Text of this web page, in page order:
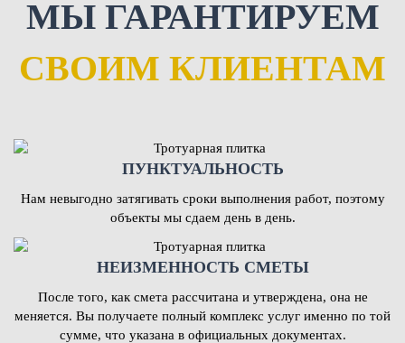
МЫ ГАРАНТИРУЕМ
СВОИМ КЛИЕНТАМ
ПУНКТУАЛЬНОСТЬ
Нам невыгодно затягивать сроки выполнения работ, поэтому
объекты мы сдаем день в день.
НЕИЗМЕННОСТЬ СМЕТЫ
После того, как смета рассчитана и утверждена, она не
меняется. Вы получаете полный комплекс услуг именно по той
сумме, что указана в официальных документах.